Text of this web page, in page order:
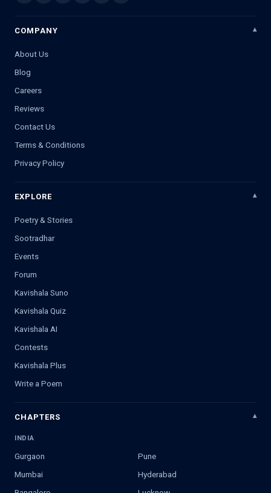
COMPANY
About Us
Blog
Careers
Reviews
Contact Us
Terms & Conditions
Privacy Policy
EXPLORE
Poetry & Stories
Sootradhar
Events
Forum
Kavishala Suno
Kavishala Quiz
Kavishala AI
Contests
Kavishala Plus
Write a Poem
CHAPTERS
INDIA
Gurgaon
Pune
Mumbai
Hyderabad